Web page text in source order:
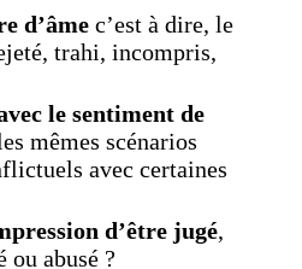
d’âme c’est à dire, le
trahi, incompris,
le sentiment de
mêmes scénarios
avec certaines
d’être jugé,
ou abusé ?